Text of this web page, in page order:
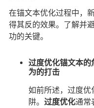
在锚文本优化过程中，
得其反的效果。了解并
功的关键。
过度优化锚文本
为的打击
如前所述，过度优
阱。过度优化通常